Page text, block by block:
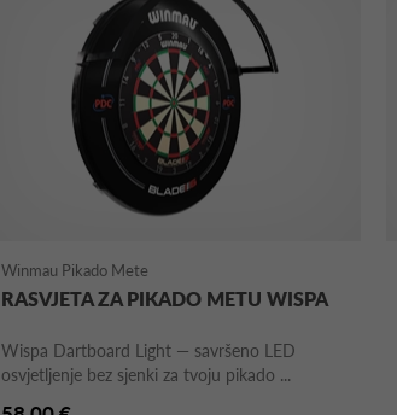
Winmau Pikado Mete
RASVJETA ZA PIKADO METU WISPA
Wispa Dartboard Light — savršeno LED
osvjetljenje bez sjenki za tvoju pikado ...